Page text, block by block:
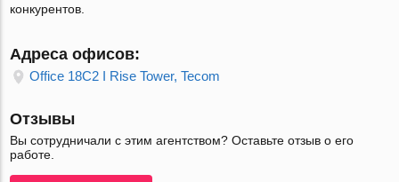
конкурентов.
Адреса офисов:
Office 18C2 I Rise Tower, Tecom
Отзывы
Вы сотрудничали с этим агентством? Оставьте отзыв о его
работе.